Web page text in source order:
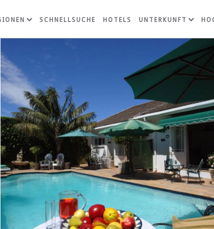
SCHNELLSUCHE HOTELS UNTERKUNFT